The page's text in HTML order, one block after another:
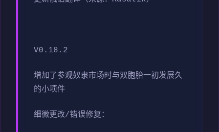
V0.18.2
增加了参观奴隶市场时与双胞胎一初发展久
的小项件
细微更改/错误修复：